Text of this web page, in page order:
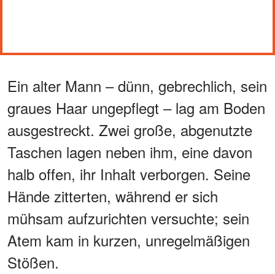
Ein alter Mann – dünn, gebrechlich, sein
graues Haar ungepflegt – lag am Boden
ausgestreckt. Zwei große, abgenutzte
Taschen lagen neben ihm, eine davon
halb offen, ihr Inhalt verborgen. Seine
Hände zitterten, während er sich
mühsam aufzurichten versuchte; sein
Atem kam in kurzen, unregelmäßigen
Stößen.